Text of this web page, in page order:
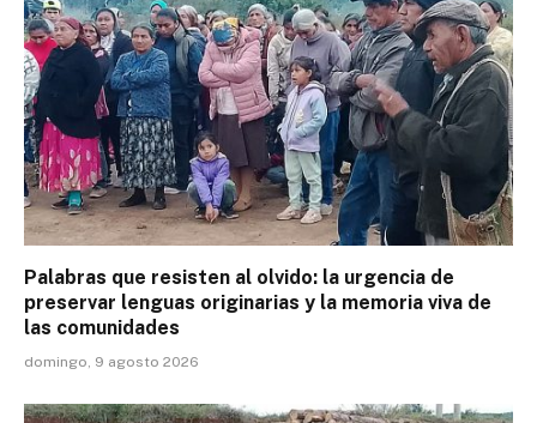
Palabras que resisten al olvido: la urgencia de
preservar lenguas originarias y la memoria viva de
las comunidades
domingo, 9 agosto 2026